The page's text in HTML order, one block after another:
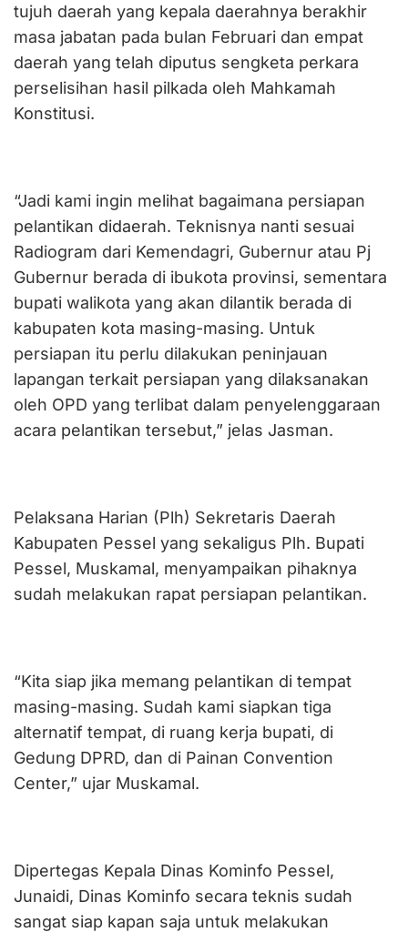
tujuh daerah yang kepala daerahnya berakhir
masa jabatan pada bulan Februari dan empat
daerah yang telah diputus sengketa perkara
perselisihan hasil pilkada oleh Mahkamah
Konstitusi.
“Jadi kami ingin melihat bagaimana persiapan
pelantikan didaerah. Teknisnya nanti sesuai
Radiogram dari Kemendagri, Gubernur atau Pj
Gubernur berada di ibukota provinsi, sementara
bupati walikota yang akan dilantik berada di
kabupaten kota masing-masing. Untuk
persiapan itu perlu dilakukan peninjauan
lapangan terkait persiapan yang dilaksanakan
oleh OPD yang terlibat dalam penyelenggaraan
acara pelantikan tersebut,” jelas Jasman.
Pelaksana Harian (Plh) Sekretaris Daerah
Kabupaten Pessel yang sekaligus Plh. Bupati
Pessel, Muskamal, menyampaikan pihaknya
sudah melakukan rapat persiapan pelantikan.
“Kita siap jika memang pelantikan di tempat
masing-masing. Sudah kami siapkan tiga
alternatif tempat, di ruang kerja bupati, di
Gedung DPRD, dan di Painan Convention
Center,” ujar Muskamal.
Dipertegas Kepala Dinas Kominfo Pessel,
Junaidi, Dinas Kominfo secara teknis sudah
sangat siap kapan saja untuk melakukan